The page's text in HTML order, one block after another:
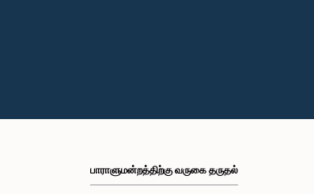
பாராளுமன்றத்திற்கு வருகை தருதல்